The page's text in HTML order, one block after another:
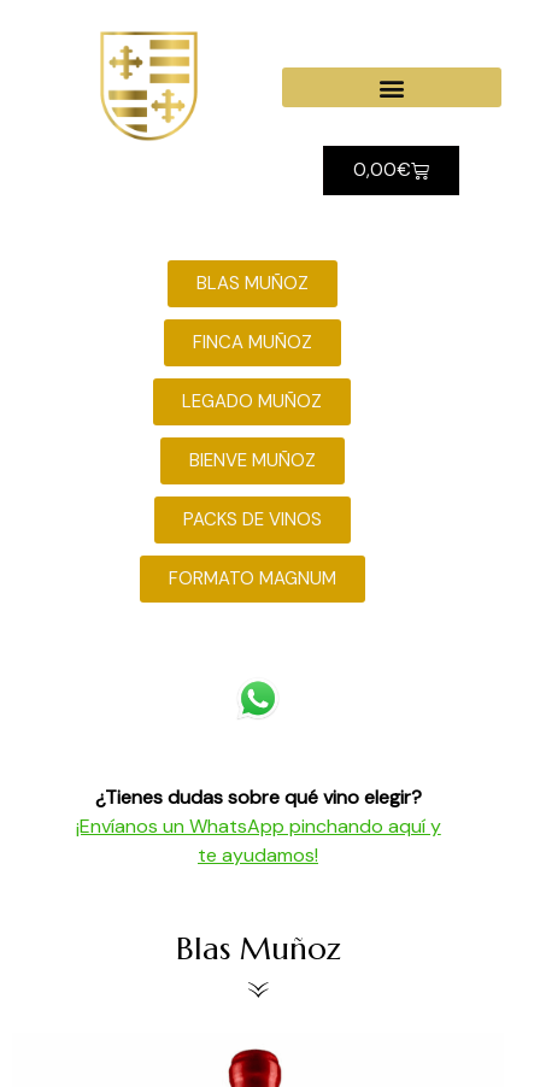
0,00€
BLAS MUÑOZ
FINCA MUÑOZ
LEGADO MUÑOZ
BIENVE MUÑOZ
PACKS DE VINOS
FORMATO MAGNUM
¿Tienes dudas sobre qué vino elegir?
¡Envíanos un WhatsApp pinchando aquí y
te ayudamos!
Blas Muñoz